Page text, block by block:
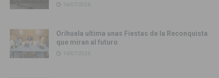
16/07/2026
Orihuela ultima unas Fiestas de la Reconquista
que miran al futuro
14/07/2026